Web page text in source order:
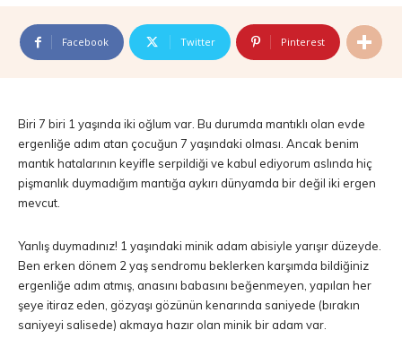
Facebook Twitter Pinterest
Biri 7 biri 1 yaşında iki oğlum var. Bu durumda mantıklı olan evde
ergenliğe adım atan çocuğun 7 yaşındaki olması. Ancak benim
mantık hatalarının keyifle serpildiği ve kabul ediyorum aslında hiç
pişmanlık duymadığım mantığa aykırı dünyamda bir değil iki ergen
mevcut.
Yanlış duymadınız! 1 yaşındaki minik adam abisiyle yarışır düzeyde.
Ben erken dönem 2 yaş sendromu beklerken karşımda bildiğiniz
ergenliğe adım atmış, anasını babasını beğenmeyen, yapılan her
şeye itiraz eden, gözyaşı gözünün kenarında saniyede (bırakın
saniyeyi salisede) akmaya hazır olan minik bir adam var.